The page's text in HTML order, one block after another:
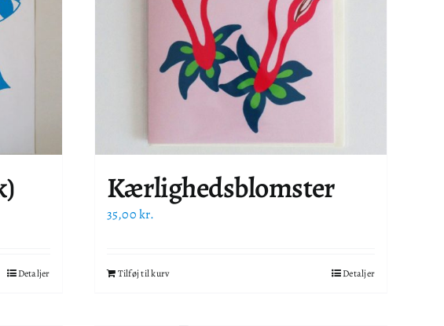
Detaljer
Kærlighedsblomster
35,00kr.
Tilføj til kurv Detaljer